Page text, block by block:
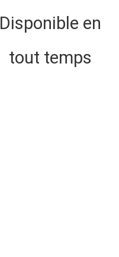
Disponible en
tout temps